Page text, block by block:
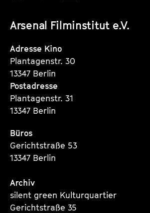
Arsenal Filminstitut e.V.
Instagram
Seite
Instagram
Seite
Instagram
Adresse Kino
Plantagenstr. 30
13347 Berlin
Postadresse
Plantagenstr. 31
13347 Berlin
Büros
Gerichtstraße 53
13347 Berlin
Archiv
silent green Kulturquartier
Gerichtstraße 35